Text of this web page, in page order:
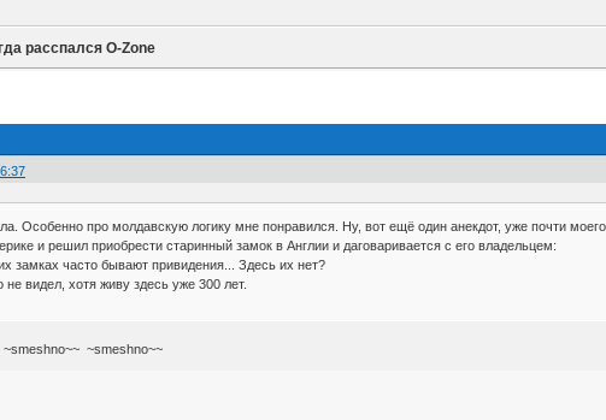
расспался O-Zone
Особенно про молдавскую логику мне понравился. Ну, вот ещё один анекдот, уже почти
и решил приобрести старинный замок в Англии и даговаривается с его владельцем:
замках часто бывают привидения... Здесь их нет?
видел, хотя живу здесь уже 300 лет.
~smeshno~~